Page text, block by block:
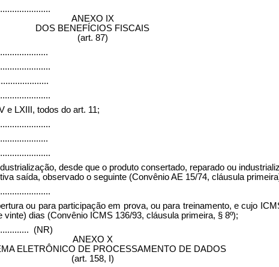
ANEXO IX
DOS BENEFÍCIOS FISCAIS
(art. 87)
e LXIII, todos do art. 11;
desde que o produto consertado, reparado ou
saída, observado o seguinte (Convênio AE 15/74, cláusula
ou para participação em prova, ou para treinamento, e cujo
dias (Convênio ICMS 136/93, cláusula primeira, § 8º);
(NR)
ANEXO X
ELETRÔNICO DE PROCESSAMENTO DE DADOS
(art. 158, I)